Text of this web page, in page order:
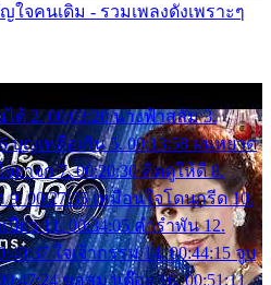
จคนเดิม - รวมเพลงดังเพราะๆ
ด้ 2. 00:03:20 นางฟ้าสลัม 3.
บุญเหลือเกิน 5. 00:13:58 ฝนหยาด
ยาจก 7. 00:20:30 คิดดูให้ดี 8.
9. 00:27:35 เหมือนใจโดนกรีด 10.
ปียว 11. 00:34:05 คำรำพัน 12.
ใจเจ้ากรรม 14. 00:44:15 จูบ
ขอสูมาเต๊อะ 16. 00:51:11